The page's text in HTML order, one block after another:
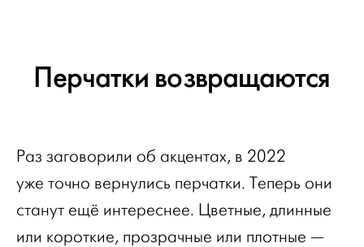
Перчатки возвращаются
Раз заговорили об акцентах, в 2022
уже точно вернулись перчатки. Теперь они
станут ещё интереснее. Цветные, длинные
или короткие, прозрачные или плотные —